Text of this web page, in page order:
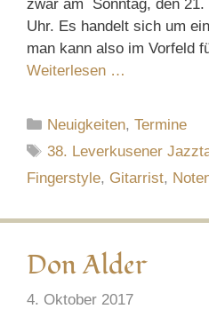
zwar am Sonntag, den
Uhr. Es handelt sich um
man kann also im Vorfeld
Weiterlesen …
Kategorien
Neuigkeiten,Termine
Schlagwörter
38. Leverkusener
Fingerstyle, Gitarrist,
Don Alder
4. Oktober 2017